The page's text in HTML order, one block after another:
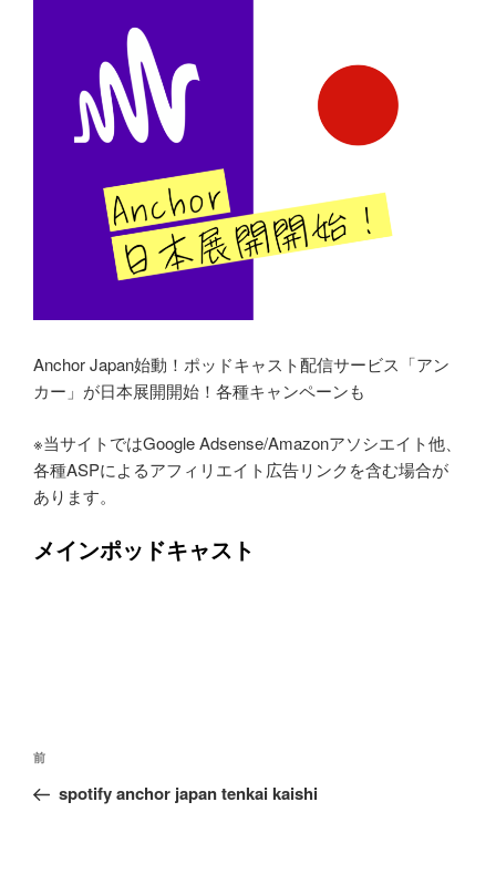
Anchor Japan始動！ポッドキャスト配信サービス「アン
カー」が日本展開開始！各種キャンペーンも
※当サイトではGoogle Adsense/Amazonアソシエイト他、
各種ASPによるアフィリエイト広告リンクを含む場合が
あります。
メインポッドキャスト
投
ナ
過
去
前
spotify anchor japan tenkai kaishi